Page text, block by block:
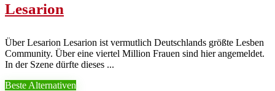
Lesarion
Über Lesarion Lesarion ist vermutlich Deutschlands größte Lesben
Community. Über eine viertel Million Frauen sind hier angemeldet.
In der Szene dürfte dieses ...
Beste Alternativen